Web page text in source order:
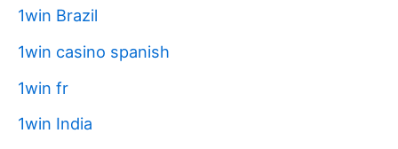
1win Brazil
1win casino spanish
1win fr
1win India